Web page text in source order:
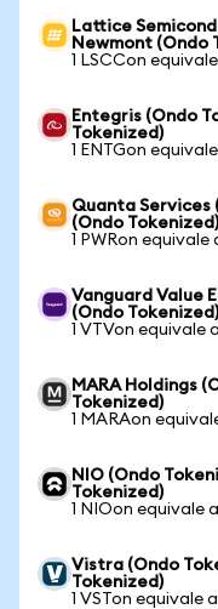
Lattice
Newmont (Ondo
1 LSCCon
Entegris (Ondo
Tokenized)
1 ENTGon
Quanta Services
(Ondo Tokenized)
1 PWRon
Vanguard Value
(Ondo Tokenized)
1 VTVon equivale
MARA Holdings
Tokenized)
1 MARAon
NIO (Ondo
Tokenized)
1 NIOon equivale
Vistra (Ondo
Tokenized)
1 VSTon equivale